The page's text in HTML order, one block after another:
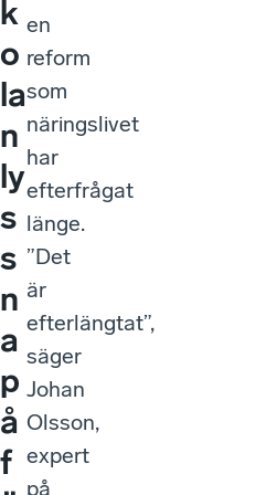
k
o
la
n
ly
s
s
n
a
p
å
f
en
reform
som
näringslivet
har
efterfrågat
länge.
”Det
är
efterlängtat”,
säger
Johan
Olsson,
expert
på